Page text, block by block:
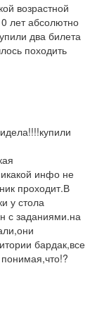
возрастной
лет абсолютно
два билета
походить
инфо не
проходит.В
у стола
с заданиями.на
бардак,все